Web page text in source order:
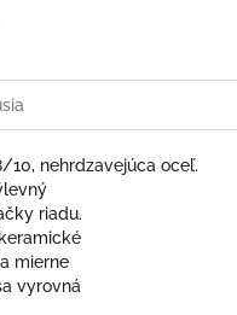
10, nehrdzavejúca oceľ.
riadu.
mierne
vyrovná